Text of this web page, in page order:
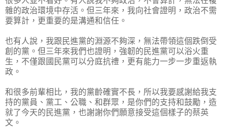
雜的政治環境中存活。但三年來，我向社會證明，政治不需
要算計，更重要的是溝通和信任。
也有人說，我跟民進黨的淵源不夠深，無法帶領這個跌倒受
創的黨。但三年來我們也證明，強韌的民進黨可以浴火重
生，不僅跟國民黨可以分庭抗禮，更有能力一步一步重返執
政。
和很多前輩相比，我的黨齡確實不長，所以我要感謝給我支
持的黨員、黨工、公職、和群眾，是你們的支持和鼓勵，造
就了今天的民進黨，也謝謝你們願意接受這個樣子的蔡英
文。